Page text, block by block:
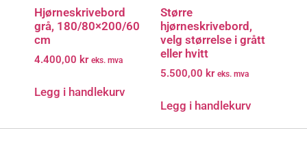
Hjørneskrivebord
grå, 180/80×200/60
cm
4.400,00 kr eks. mva
Legg i handlekurv
Større
hjørneskrivebord,
velg størrelse i grått
eller hvitt
5.500,00 kr eks. mva
Legg i handlekurv